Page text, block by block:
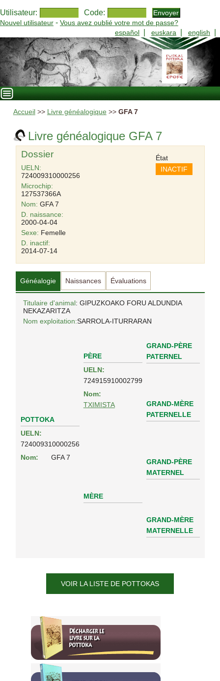
Utilisateur: Code:
Nouvel utilisateur - Vous avez oublié votre mot de passe?
español
euskara english
Accueil >> Livre généalogique >> GFA 7
Livre généalogique GFA 7
Dossier
UELN:
724009310000256
Microchip:
127537366A
Nom: GFA 7
D. naissance:
2000-04-04
Sexe: Femelle
État
INACTIF
D. inactif:
2014-07-14
Généalogie Naissances Évaluations
Titulaire d'animal: GIPUZKOAKO FORU ALDUNDIA
NEKAZARITZA
Nom exploitation:SARROLA-ITURRARAN
POTTOKA
UELN:
724009310000256
Nom:
GFA 7
PÈRE
UELN:
724915910002799
Nom:
TXIMISTA
GRAND-PÈRE
PATERNEL
GRAND-MÈRE
PATERNELLE
MÈRE
GRAND-PÈRE
MATERNEL
GRAND-MÈRE
MATERNELLE
VOIR LA LISTE DE POTTOKAS